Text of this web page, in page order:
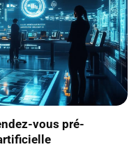
vous pré-